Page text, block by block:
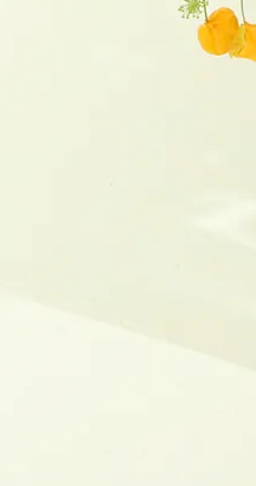
장미입니다. 스프레이 장미에 비해 화
형이 크기 때문에 메인 꽃으로 주로 사